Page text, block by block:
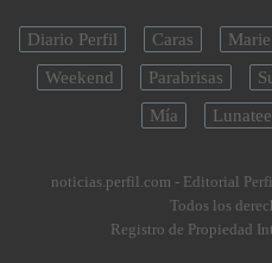
Diario Perfil Caras
Weekend
Parabrisas
Mía
noticias.perfil.com - Editorial
Todos los
Registro de Propiedad